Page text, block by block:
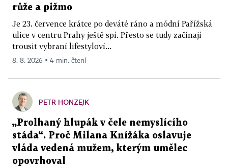
růže a pižmo
Je 23. července krátce po deváté ráno a módní Pařížská
ulice v centru Prahy ještě spí. Přesto se tudy začínají
trousit vybraní lifestyloví...
8. 8. 2026 ▪ 4 min. čtení
PETR HONZEJK
„Prolhaný hlupák v čele nemyslícího
stáda“. Proč Milana Knížáka oslavuje
vláda vedená mužem, kterým umělec
opovrhoval